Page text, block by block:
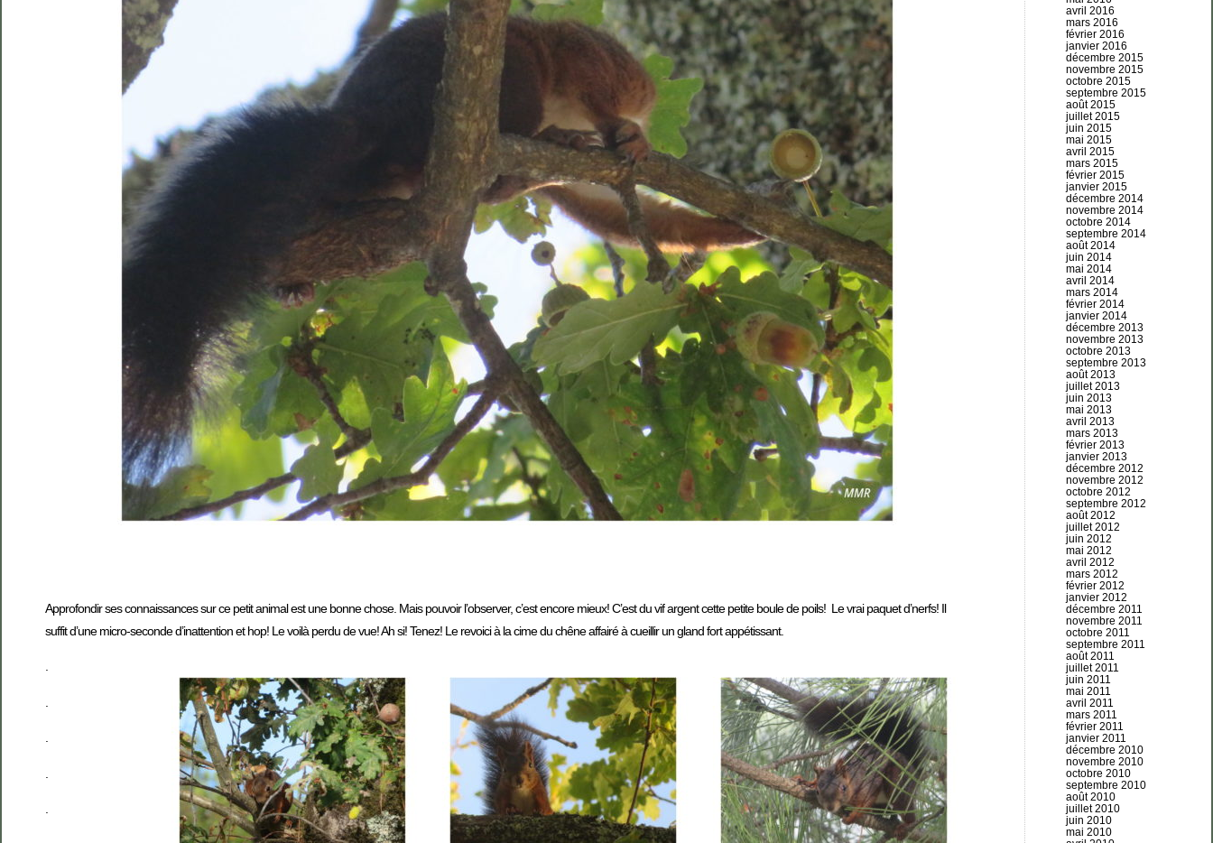
Approfondir ses connaissances sur ce petit animal est une bonne chose. Mais pouvoir l’observer, c’est encore mieux! C’est du vif argent cette petite boule de poils! Le vrai paquet d’nerfs! Il
suffit d’une micro-seconde d’inattention et hop! Le voilà perdu de vue! Ah si! Tenez! Le revoici à la cime du chêne affairé à cueillir un gland fort appétissant.
.
.
avril 2016
mars 2016
février 2016
janvier 2016
décembre 2015
novembre 2015
octobre 2015
septembre 2015
août 2015
juillet 2015
juin 2015
mai 2015
avril 2015
mars 2015
février 2015
janvier 2015
décembre 2014
novembre 2014
octobre 2014
septembre 2014
août 2014
juin 2014
mai 2014
avril 2014
mars 2014
février 2014
janvier 2014
décembre 2013
novembre 2013
octobre 2013
septembre 2013
août 2013
juillet 2013
juin 2013
mai 2013
avril 2013
mars 2013
février 2013
janvier 2013
décembre 2012
novembre 2012
octobre 2012
septembre 2012
août 2012
juillet 2012
juin 2012
mai 2012
avril 2012
mars 2012
février 2012
janvier 2012
décembre 2011
novembre 2011
octobre 2011
septembre 2011
août 2011
juillet 2011
juin 2011
mai 2011
avril 2011
mars 2011
février 2011
janvier 2011
décembre 2010
novembre 2010
octobre 2010
septembre 2010
août 2010
juillet 2010
juin 2010
mai 2010